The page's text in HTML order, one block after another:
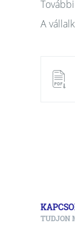
A
TUDJON